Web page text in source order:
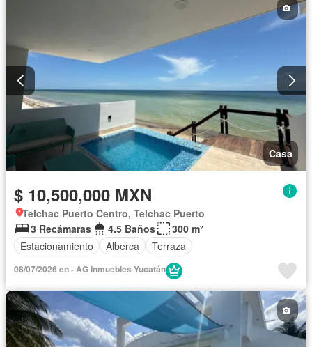
Casa
$ 10,500,000 MXN
Telchac Puerto Centro, Telchac Puerto
3 Recámaras
4.5 Baños
300 m²
Estacionamiento
Alberca Terraza
08/07/2026 en - AG Inmuebles Yucatán